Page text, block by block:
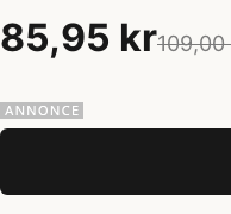
85,95 kr109,00